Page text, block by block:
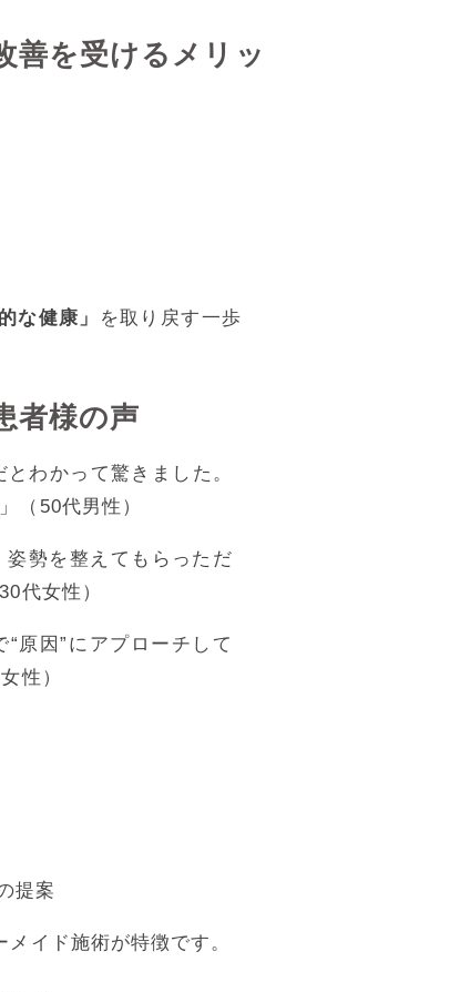
善を受けるメリッ
な健康」
を取り戻す一歩
者様の声
わかって驚きました。
（50代男性）
姿勢を整えてもらっただ
代女性）
原因”にアプローチして
性）
提案
イド施術が特徴です。